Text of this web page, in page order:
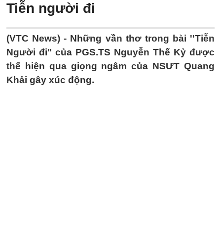
Tiễn người đi
(VTC News) - Những vần thơ trong bài ''Tiễn
Người đi" của PGS.TS Nguyễn Thế Kỷ được
thể hiện qua giọng ngâm của NSƯT Quang
Khải gây xúc động.